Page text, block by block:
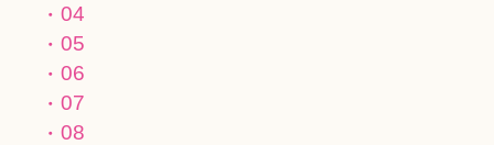
04
05
06
07
08